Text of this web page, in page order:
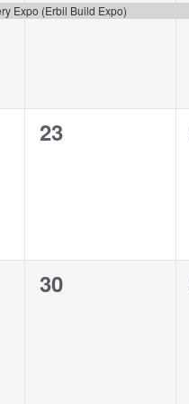
Expo (Erbil Build Expo)
evento,
0
23
0
30